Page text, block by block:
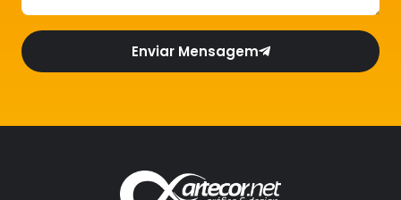
Enviar Mensagem